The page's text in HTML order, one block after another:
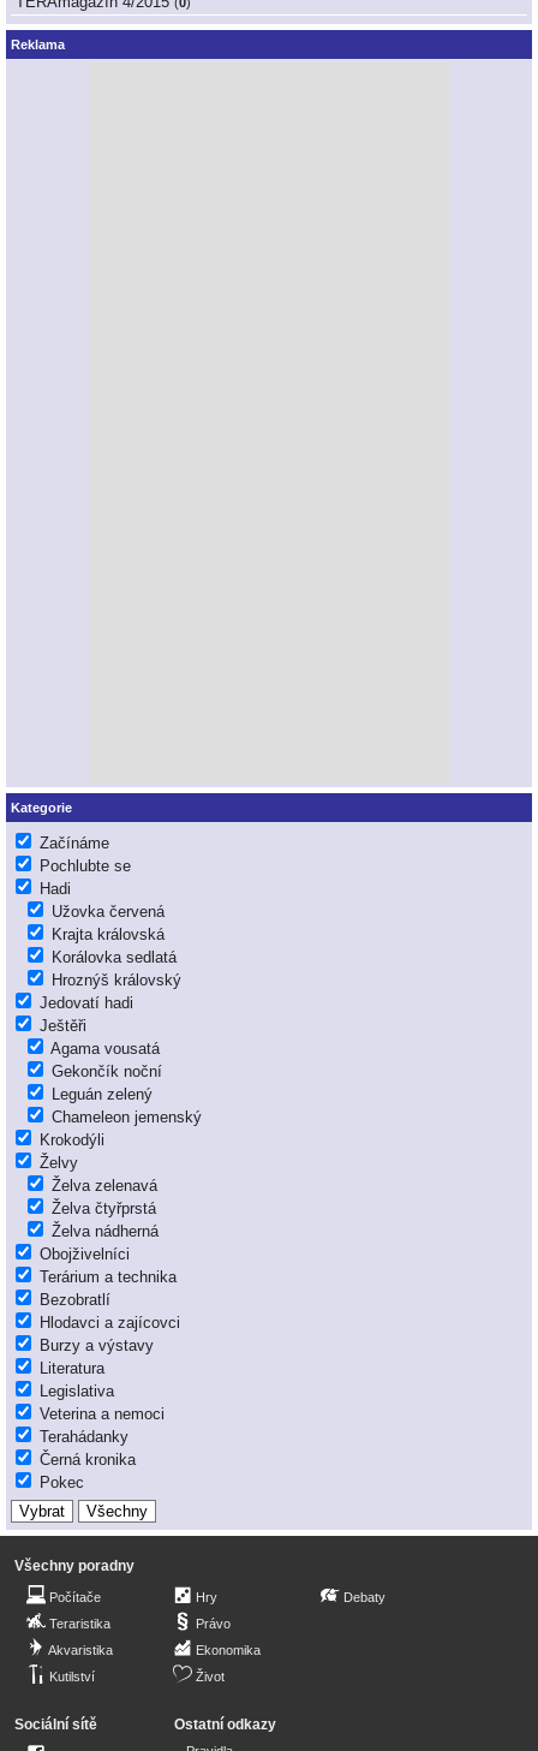
Reklama
Kategorie
Začínáme
Pochlubte se
Hadi
Užovka červená
Krajta královská
Korálovka sedlatá
Hroznýš královský
Jedovatí hadi
Ještěři
Agama vousatá
Gekončík noční
Leguán zelený
Chameleon jemenský
Krokodýli
Želvy
Želva zelenavá
Želva čtyřprstá
Želva nádherná
Obojživelníci
Terárium a technika
Bezobratlí
Hlodavci a zajícovci
Burzy a výstavy
Literatura
Legislativa
Veterina a nemoci
Terahádanky
Černá kronika
Pokec
Všechny poradny
Počítače
Teraristika
Akvaristika
Kutilství
Hry
Právo
Ekonomika
Život
Debaty
Sociální sítě Ostatní odkazy